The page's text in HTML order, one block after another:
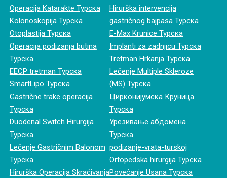
Operacija Katarakte Турска
Kolonoskopija Турска
Otoplastija Турска
Operacija podizanja butina
Турска
EECP tretman Турска
SmartLipo Турска
Gastrične trake operacija
Турска
Duodenal Switch Hirurgija
Турска
Lečenje Gastričnim Balonom
Турска
Hirurška Operacija Skraćivanja
Hirurška intervencija
gastričnog bajpasa Турска
E-Max Krunice Турска
Implanti za zadnjicu Турска
Tretman Hrkanja Турска
Lečenje Multiple Skleroze
(MS) Турска
Цирконијумска Круница
Турска
Урезивање абдомена
Турска
podizanje-vrata-turskoj
Ortopedska hirurgija Турска
Povećanje Usana Турска